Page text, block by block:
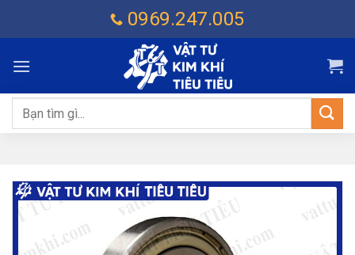
dung
0969.247.005
Tìm
kiếm: